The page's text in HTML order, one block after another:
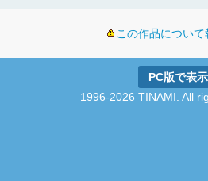
この作品について
PC版で表示
1996-2026 TINAMI. All